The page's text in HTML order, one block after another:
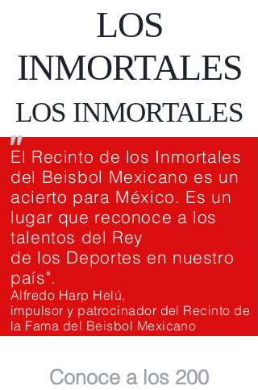
LOS
INMORTALES
LOS INMORTALES
El Recinto de los Inmortales
del Beisbol Mexicano es un
acierto para México. Es un
lugar que reconoce a los
talentos del Rey
de los Deportes en nuestro
país".
Alfredo Harp Helú,
impulsor y patrocinador del Recinto de
la Fama del Beisbol Mexicano
"
Conoce a los 200